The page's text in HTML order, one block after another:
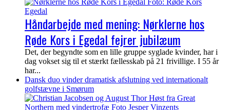
Håndarbejde med mening: Nørklerne hos
Røde Kors i Egedal fejrer jubilæum
Det, der begyndte som en lille gruppe syglade kvinder, har i
dag vokset sig til et stærkt fællesskab på 21 frivillige. I 55 år
har...
Dansk duo vinder dramatisk afslutning ved internationalt
golfstævne i Smørum